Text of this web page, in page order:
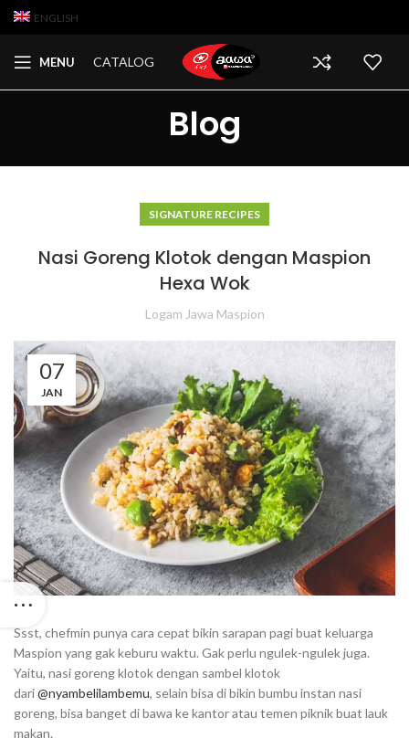
ENGLISH
MENU CATALOG
Blog
SIGNATURE RECIPES
Nasi Goreng Klotok dengan Maspion
Hexa Wok
Logam Jawa Maspion
07
JAN
Ssst, chefmin punya cara cepat bikin sarapan pagi buat keluarga
Maspion yang gak keburu waktu. Gak perlu ngulek-ngulek juga.
Yaitu, nasi goreng klotok dengan sambel klotok
dari@nyambelilambemu, selain bisa di bikin bumbu instan nasi
goreng, bisa banget di bawa ke kantor atau temen piknik buat lauk
makan.⁣⁣